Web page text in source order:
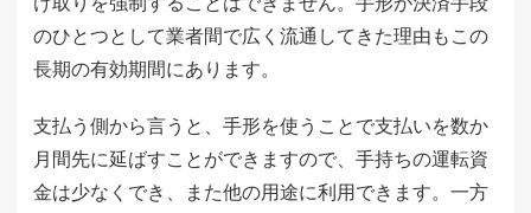
のひとつとして業者間で広く流通してきた理由もこの
長期の有効期間にあります。
支払う側から言うと、手形を使うことで支払いを数か
月間先に延ばすことができますので、手持ちの運転資
金は少なくでき、また他の用途に利用できます。一方